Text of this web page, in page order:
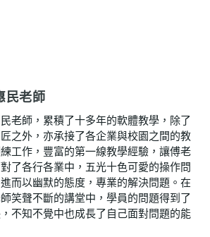
民老師
老師，累積了十多年的軟體教學，除了
之外，亦承接了各企業與校園之間的教
工作，豐富的第一線教學經驗，讓傅老
了各行各業中，五光十色可愛的操作問
而以幽默的態度，專業的解決問題。在
笑聲不斷的講堂中，學員的問題得到了
不知不覺中也成長了自己面對問題的能